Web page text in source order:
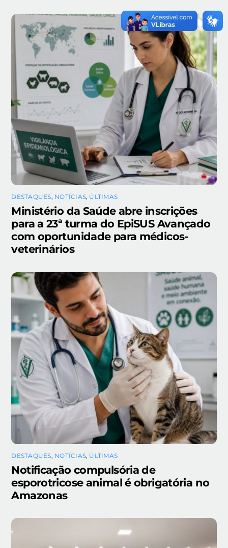
DESTAQUES, NOTÍCIAS, ÚLTIMAS
Ministério da Saúde abre inscrições
para a 23ª turma do EpiSUS Avançado
com oportunidade para médicos-
veterinários
DESTAQUES, NOTÍCIAS, ÚLTIMAS
Notificação compulsória de
esporotricose animal é obrigatória no
Amazonas